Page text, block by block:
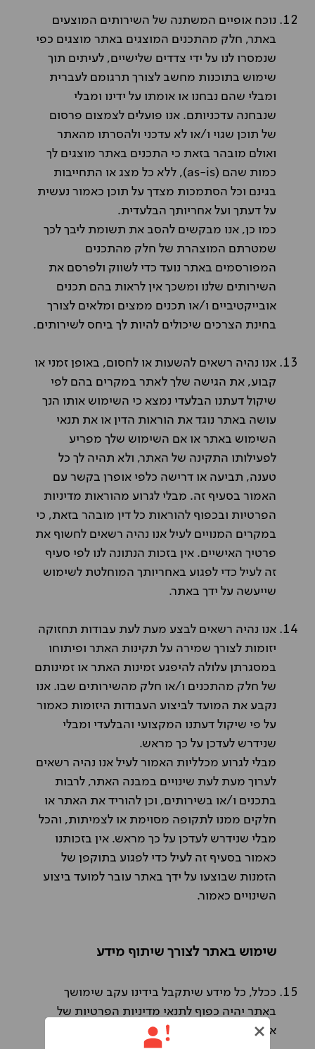
נוכח אופיים המשתנה של השירותים המוצעים
באתר, חלק מהתכנים המוצגים באתר מוצגים כפי
שנמסרו לנו על ידי צדדים שלישיים, לעיתים תוך
שימוש בתוכנות מחשב לצורך תרגומם לעברית
ומבלי שהם נבחנו או אומתו על ידינו ומבלי
שנבחנה עדכניותם. אנו פועלים לצמצום פרסום
של תוכן שגוי ו/או לא עדכני ולהסרתו מהאתר
ואולם מובהר בזאת כי התכנים באתר מוצגים לך
כמות שהם (as-is), ללא כל מצג או התחייבות
בגינם וכל הסתמכות מצדך על תוכן כאמור נעשית
על דעתך ועל אחריותך הבלעדית.
כמו כן, אנו מבקשים להסב את תשומת ליבך לכך
שמטרתם המוצהרת של חלק מהתכנים
המפורסמים באתר נועד כדי לשווק ולפרסם את
השירותים שלנו ומשכך אין לראות בהם תכנים
אובייקטיביים ו/או תכנים ממצים ומלאים לצורך
בחינת הצרכים שיכולים להיות לך ביחס לשירותים.
אנו נהיה רשאים להשעות או לחסום, באופן זמני או
קבוע, את הגישה שלך לאתר במקרים בהם לפי
שיקול דעתנו הבלעדי נמצא כי השימוש אותו הנך
עושה באתר נוגד את הוראות הדין או את תנאי
השימוש באתר או אם השימוש שלך מפריע
לפעילותו התקינה של האתר, ולא תהיה לך כל
טענה, תביעה או דרישה כלפי אופרן בקשר עם
האמור בסעיף זה. מבלי לגרוע מהוראות מדיניות
הפרטיות ובכפוף להוראות כל דין מובהר בזאת, כי
במקרים המנויים לעיל אנו נהיה רשאים לחשוף את
פרטיך האישיים. אין בזכות הנתונה לנו לפי סעיף
זה לעיל כדי לפגוע באחריותך המוחלטת לשימוש
שייעשה על ידך באתר.
אנו נהיה רשאים לבצע מעת לעת עבודות תחזוקה
יזומות לצורך שמירה על תקינות האתר ופיתוחו
במסגרתן עלולה להיפגע זמינות האתר או זמינותם
של חלק מהתכנים ו/או חלק מהשירותים שבו. אנו
נקבע את המועד לביצוע העבודות היזומות כאמור
על פי שיקול דעתנו המקצועי והבלעדי ומבלי
שנידרש לעדכן על כך מראש.
מבלי לגרוע מכלליות האמור לעיל אנו נהיה רשאים
לערוך מעת לעת שינויים במבנה האתר, לרבות
בתכנים ו/או בשירותים, וכן להוריד את האתר או
חלקים ממנו לתקופה מסוימת או לצמיתות, והכל
מבלי שנידרש לעדכן על כך מראש. אין בזכותנו
כאמור בסעיף זה לעיל כדי לפגוע בתוקפן של
הזמנות שבוצעו על ידך באתר עובר למועד ביצוע
השינויים כאמור.
שימוש באתר לצורך שיתוף מידע
ככלל, כל מידע שיתקבל בידינו עקב שימושך
באתר יהיה כפוף לתנאי מדיניות הפרטיות של
אופרן הזמינים
בלחיצה כאן